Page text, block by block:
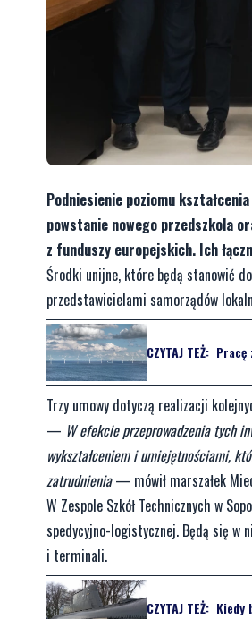
Podniesienie poziomu
powstanie nowego przedszkola
z funduszy europejskich. Ich
Środki unijne, które będą stanowić
przedstawicielami samorządów
CZYTAJ TEŻ: Pracę
Trzy umowy dotyczą realizacji
— W efekcie przeprowadzenia tych
wykształceniem i umiejętnościami,
zatrudnienia— mówił marszałek
W Zespole Szkół Technicznych w
spedycyjno-logistycznej. Będą się
i terminali.
CZYTAJ TEŻ: Kiedy